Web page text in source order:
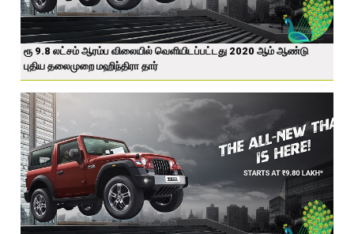
ரூ 9.8 லட்சம் ஆரம்ப விலையில் வெளியிடப்பட்டது 2020 ஆம் ஆண்டு
புதிய தலைமுறை மஹிந்திரா தார்